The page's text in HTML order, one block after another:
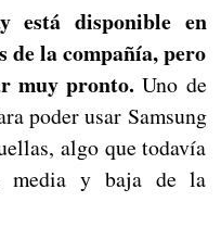
está disponible en
de la compañía, pero
muy pronto. Uno de
poder usar Samsung
algo que todavía
media y baja de la